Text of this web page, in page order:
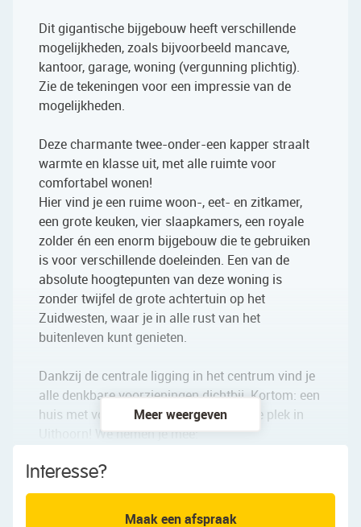
Dit gigantische bijgebouw heeft verschillende
mogelijkheden, zoals bijvoorbeeld mancave,
kantoor, garage, woning (vergunning plichtig).
Zie de tekeningen voor een impressie van de
mogelijkheden.
Deze charmante twee-onder-een kapper straalt
warmte en klasse uit, met alle ruimte voor
comfortabel wonen!
Hier vind je een ruime woon-, eet- en zitkamer,
een grote keuken, vier slaapkamers, een royale
zolder én een enorm bijgebouw die te gebruiken
is voor verschillende doeleinden. Een van de
absolute hoogtepunten van deze woning is
zonder twijfel de grote achtertuin op het
Zuidwesten, waar je in alle rust van het
buitenleven kunt genieten.
Dankzij de centrale ligging in het centrum vind je
alle denkbare voorzieningen dichtbij. Kortom: een
huis met volop potentie op een heerlijke plek in
Uithoorn! We nemen je mee:
• Woongenot: 154 m²
• Indien slaapkamer 3 wordt afgemaakt (zie
plattegrond) komt er 8,8 m² aan woonoppervlakte
Meer weergeven
Interesse?
Maak een afspraak